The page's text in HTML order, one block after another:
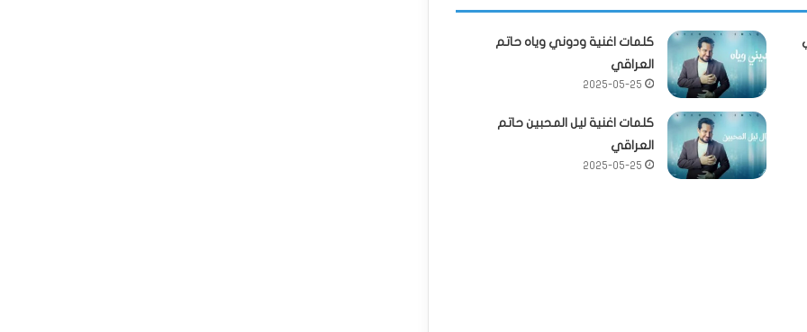
كلمات اغنية ودوني وياه حاتم
العراقي
2025-05-25
كلمات اغنية ليل المحبين حاتم
العراقي
2025-05-25